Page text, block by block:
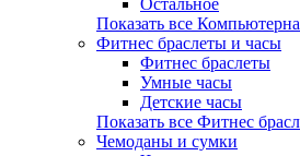
Остальное
Показать все
Фитнес браслеты и часы
Фитнес браслеты
Умные часы
Детские часы
Показать все Фитнес
Чемоданы и сумки